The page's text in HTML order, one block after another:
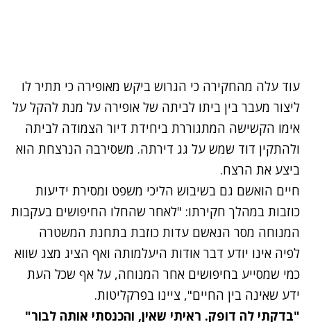
עוד עלה מהחקירה כי הגרוש ביקש מאופירה כי תתיר לו
ליצור מעבר בין ביתו לביתה של אופירה על מנת להקל על
אימו הקשישה המתגוררת ביחידת דיור הצמודה לביתה
ולהתקין דוד שמש על גג דירתה. משסירבה הנרצחת הוא
ביצע את הרצח.
חיים הואשם גם בשיבוש הליכי משפט ומסירת ידיעות
כוזבות במהלך חקירתו: "לאחר שהחלו החיפושים בעקבות
המנוחה מסר הנאשם עדות כוזבת בתחנת המשטרה
לפיה אינו יודע דבר אודות היעלמותה ואף הציג מצג שווא
כמי שמסייע בחיפושים אחר המנוחה, על אף שכל העת
ידע שאינה בין החיים", ציינו בפרקליטות.
"בדקתי לה דופק. ראיתי שאין, והכנסתי אותה לבור"